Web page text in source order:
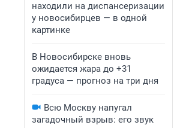
находили на диспансеризации
у новосибирцев — в одной
картинке
В Новосибирске вновь
ожидается жара до +31
градуса — прогноз на три дня
Всю Москву напугал
загадочный взрыв: его звук